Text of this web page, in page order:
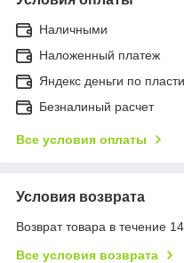
Наличными
Наложенный платеж
Яндекс деньги по
Безналиный расчет
Все условия оплаты
Условия возврата
Возврат товара в течение
Все условия возврата